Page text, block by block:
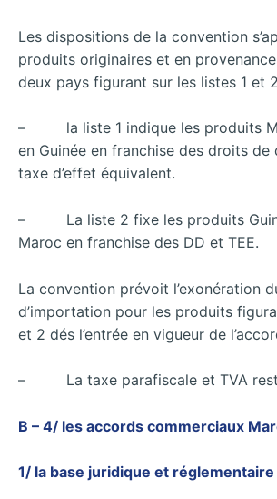
Les dispositions de la convention
produits originaires et en provenance
deux pays figurant sur les listes 1 et
– la liste 1 indique les produits
en Guinée en franchise des droits de
taxe d’effet équivalent.
– La liste 2 fixe les produits
Maroc en franchise des DD et TEE.
La convention prévoit l’exonération
d’importation pour les produits
et 2 dés l’entrée en vigueur de
– La taxe parafiscale et TVA
B – 4/ les accords commerciaux
1/ la base juridique et réglementaire